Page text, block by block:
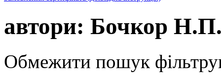
автори: Бочкор
Обмежити пошук